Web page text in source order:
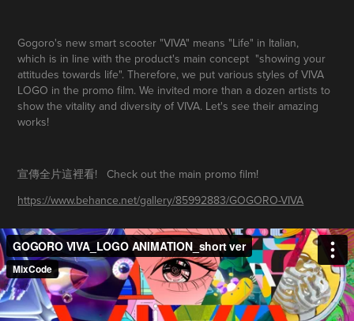
Gogoro's new smart scooter "VIVA" means "Life" in Italian,
which is in line with the product's main concept "showing your
attitudes towards life". Therefore, we put various styles of VIVA
LOGO in the promo film. We invited more than a dozen artists to
show the vitality and diversity of VIVA. Let's see their amazing
works!
宣傳全片這裡看! Check out the main promo film!
https://www.behance.net/gallery/85992883/GOGORO-VIVA